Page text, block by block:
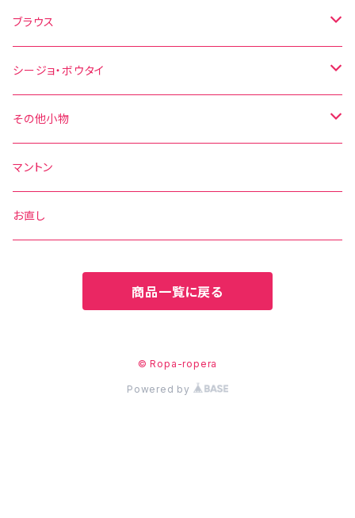
その他の柄
無地
その他の柄
水玉
花柄
無地
その他の柄
ブラウス
水玉
花柄
無地
その他の柄
シージョ・ボウタイ
シージョ
水玉
花柄
ボウタイ
水玉
その他小物
エプロン
ベルト
マントン
お直し
商品一覧に戻る
© Ropa-ropera
Powered by